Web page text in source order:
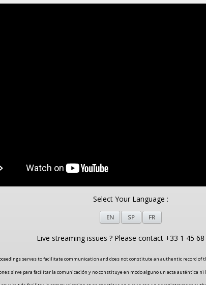
Select Your Language :
EN SP FR
Live streaming issues ? Please contact +33 1 45 68
serves to facilitate communication and does not constitute an authentic record of
sirve para facilitar la comunicación y no constituye en modo alguno un acta auténtica